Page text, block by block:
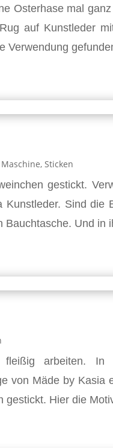
Osterhase mal
auf Kunstleder
Verwendung
Maschine,Sticken
gestickt.
Sind die
Bauchtasche. Und in
arbeiten. In
von Mäde by Kasia
Hier die